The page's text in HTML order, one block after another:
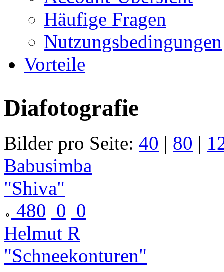
Häufige Fragen
Nutzungsbedingungen
Vorteile
Diafotografie
Bilder pro Seite: 40 | 80 |
Babusimba
"Shiva"
480 0 0
Helmut R
"Schneekonturen"